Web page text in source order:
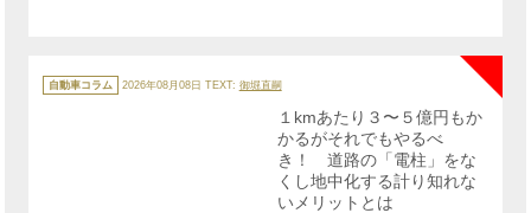
テ
ゴ
自動車コラム 2026年08月08日 TEXT: 御堀直嗣
１kmあたり３〜５億円もか
かるがそれでもやるべ
き！ 道路の「電柱」をな
くし地中化する計り知れな
いメリットとは